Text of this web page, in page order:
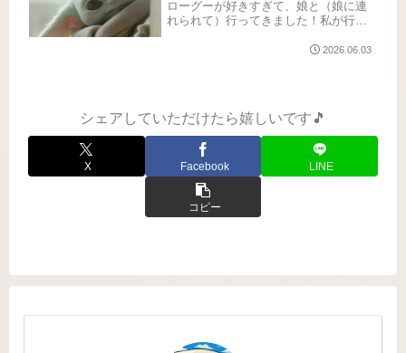
ローグーが好きすぎて、娘と（娘に連
れられて）行ってきました！私が行っ
TSUTAYAにて。1Fはマンダロリアンフ
2026.06.03
シェアしていただけたら嬉しいです🎵
X Facebook LINE
コピー